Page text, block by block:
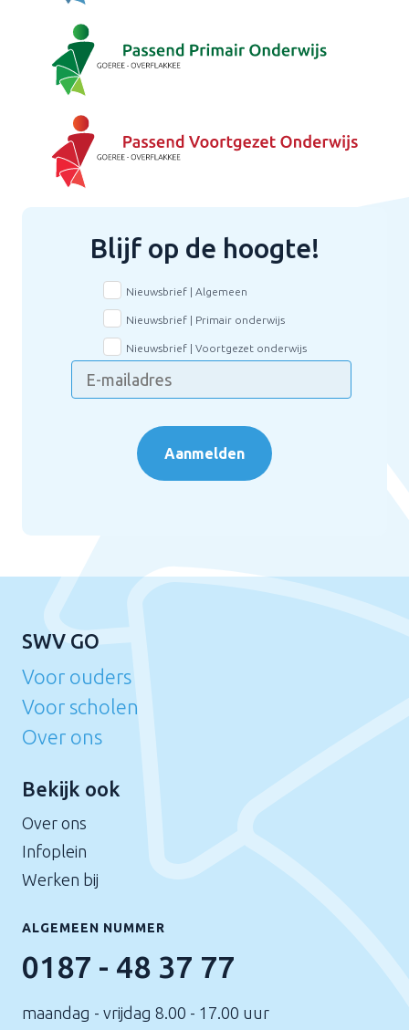
Blijf op de hoogte!
Aanmelden
Nieuwsbrief | Algemeen
Nieuwsbrief | Primair onderwijs
Nieuwsbrief | Voortgezet onderwijs
SWV GO
Voor ouders
Voor scholen
Over ons
Bekijk ook
Over ons
Infoplein
Werken bij
ALGEMEEN NUMMER
0187 - 48 37 77
maandag - vrijdag 8.00 - 17.00 uur